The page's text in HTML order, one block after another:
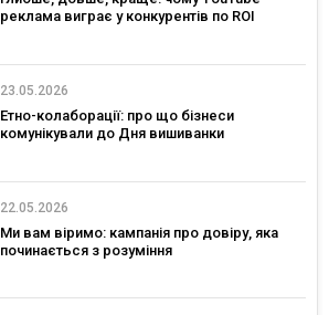
реклама виграє у конкурентів по ROI
23.05.2026
Етно-колаборації: про що бізнеси
комунікували до Дня вишиванки
22.05.2026
Ми вам віримо: кампанія про довіру, яка
починається з розуміння